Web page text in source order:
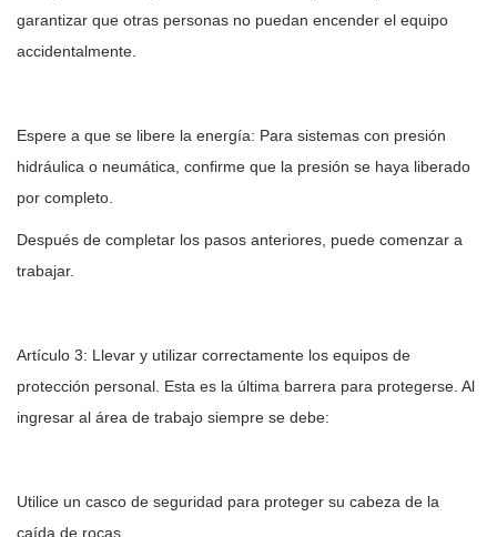
garantizar que otras personas no puedan encender el equipo
accidentalmente.
Espere a que se libere la energía: Para sistemas con presión
hidráulica o neumática, confirme que la presión se haya liberado
por completo.
Después de completar los pasos anteriores, puede comenzar a
trabajar.
Artículo 3: Llevar y utilizar correctamente los equipos de
protección personal. Esta es la última barrera para protegerse. Al
ingresar al área de trabajo siempre se debe:
Utilice un casco de seguridad para proteger su cabeza de la
caída de rocas.